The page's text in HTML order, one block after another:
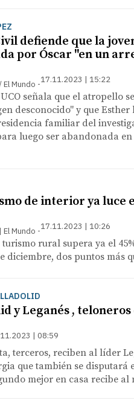
defiende que la
por Óscar "en un
Mundo 17.11.2023 | 15:22
señala que el atropello
desconocido" y que
familiar del
luego ser abandonada
de interior ya luce
Mundo 17.11.2023 | 10:26
rural supera ya el
diciembre, dos puntos más
y Leganés ,
| 08:59
terceros, reciben al líder
que también se disputará
mejor en casa recibe al